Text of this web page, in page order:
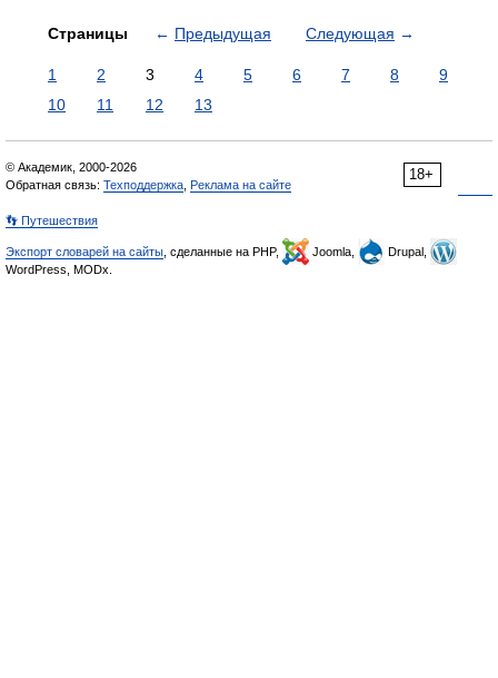
Страницы ← Предыдущая Следующая →
1 2 3 4 5 6 7 8
9
10
11 12 13
18+
© Академик, 2000-2026
Обратная связь: Техподдержка Реклама на сайте
👣 Путешествия
Экспорт словарей на сайты , сделанные на PHP, Joomla,
Drupal,
WordPress, MODx.